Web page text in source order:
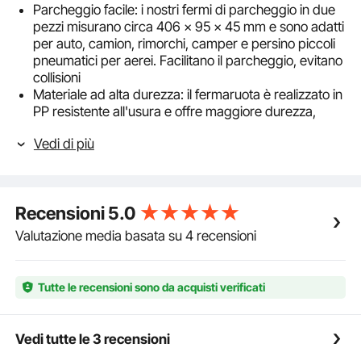
Parcheggio facile: i nostri fermi di parcheggio in due
pezzi misurano circa 406 x 95 x 45 mm e sono adatti
per auto, camion, rimorchi, camper e persino piccoli
pneumatici per aerei. Facilitano il parcheggio, evitano
collisioni
Materiale ad alta durezza: il fermaruota è realizzato in
PP resistente all'usura e offre maggiore durezza,
scivolamento e all'usura rispetto ai materiali
o in aree scarsamente illuminate. I conducenti
possono identificare facilmente il parcheggio,
riducendo il rischio di urtare muri
questo blocco guida per ruote non richiede attrezzi
complicati o assistenza aggiuntiva. L'installazione può
Ampia gamma di applicazioni: il nostro dispositivo di
parcheggio è adatto per garage sotterranei, cortili
Vedi di più
Recensioni5.0
Valutazione media basata su 4 recensioni
Tutte le recensioni sono da acquisti verificati
Vedi tutte le 3 recensioni